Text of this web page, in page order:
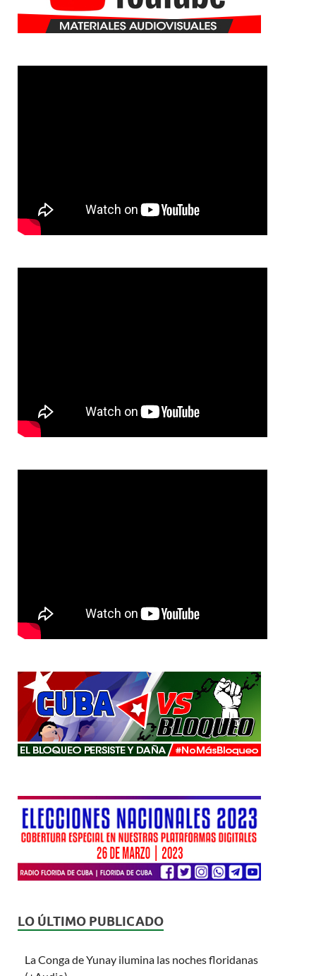
LO ÚLTIMO PUBLICADO
La Conga de Yunay ilumina las noches floridanas